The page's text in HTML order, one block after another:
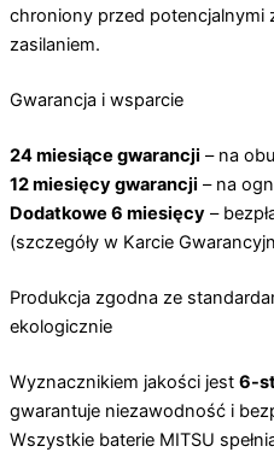
chroniony przed potencjalnymi
zasilaniem.
Gwarancja i wsparcie
24 miesiące gwarancji – na
12 miesięcy gwarancji – na
Dodatkowe 6 miesięcy –
(szczegóły w Karcie
Produkcja zgodna ze
ekologicznie
Wyznacznikiem jakości jest 6-
gwarantuje niezawodność i
Wszystkie baterie MITSU